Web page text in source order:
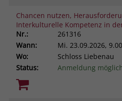
Chancen nutzen,
Interkulturelle Kompetenz in
Nr.:
261316
Wann:
Mi. 23.09.2026,
Wo:
Schloss Liebenau
Status:
Anmeldung